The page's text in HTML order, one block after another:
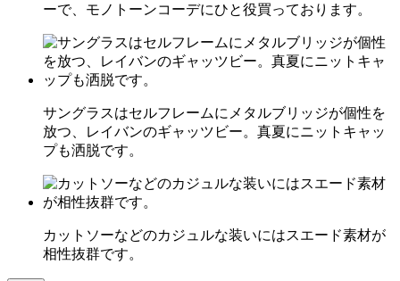
ーで、モノトーンコーデにひと役買っております。
サングラスはセルフレームにメタルブリッジが個性を
放つ、レイバンのギャッツビー。真夏にニットキャッ
プも洒脱です。
カットソーなどのカジュルな装いにはスエード素材が
相性抜群です。